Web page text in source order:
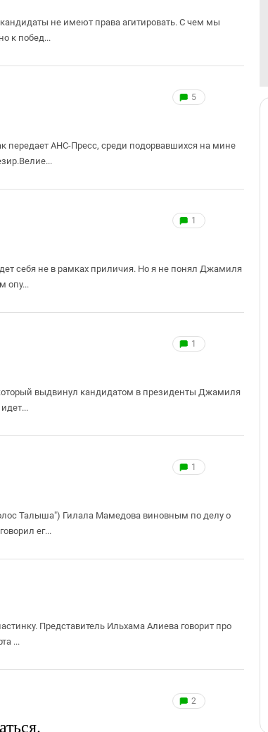
не имеют права агитировать. С чем мы
к побед...
5
передает АНС-Пресс, среди подорвавшихся на мине
1
себя не в рамках приличия. Но я не понял Джамиля
опу...
1
выдвинул кандидатом в президенты Джамиля
1
Талыша") Гилала Мамедова виновным по делу о
ег...
Представитель Ильхама Алиева говорит про
...
2